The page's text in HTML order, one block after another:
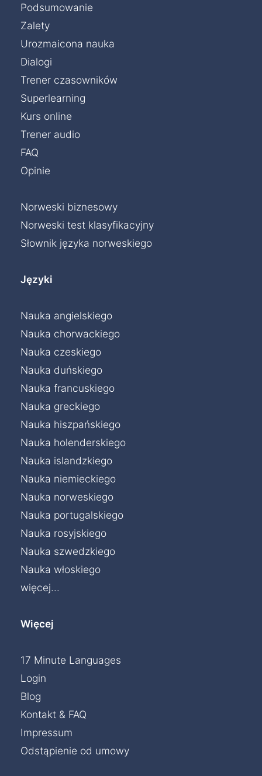
Podsumowanie
Zalety
Urozmaicona nauka
Dialogi
Trener czasowników
Superlearning
Kurs online
Trener audio
FAQ
Opinie
Norweski biznesowy
Norweski test klasyfikacyjny
Słownik języka norweskiego
Języki
Nauka angielskiego
Nauka chorwackiego
Nauka czeskiego
Nauka duńskiego
Nauka francuskiego
Nauka greckiego
Nauka hiszpańskiego
Nauka holenderskiego
Nauka islandzkiego
Nauka niemieckiego
Nauka norweskiego
Nauka portugalskiego
Nauka rosyjskiego
Nauka szwedzkiego
Nauka włoskiego
więcej...
Więcej
17 Minute Languages
Login
Blog
Kontakt & FAQ
Impressum
Odstąpienie od umowy